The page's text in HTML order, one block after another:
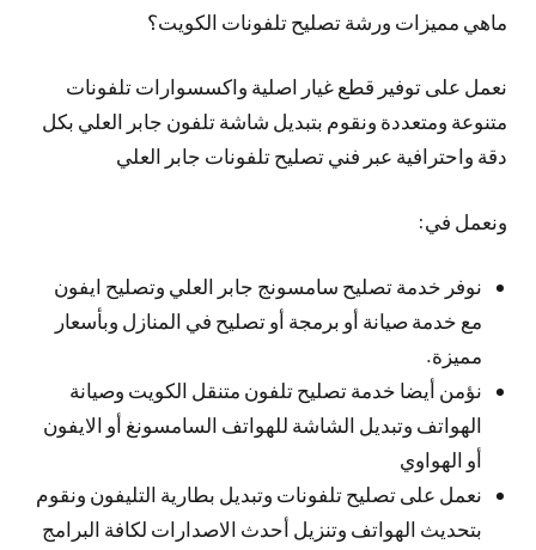
ماهي مميزات ورشة تصليح تلفونات الكويت؟
نعمل على توفير قطع غيار اصلية واكسسوارات تلفونات
متنوعة ومتعددة ونقوم بتبديل شاشة تلفون جابر العلي بكل
دقة واحترافية عبر فني تصليح تلفونات جابر العلي
ونعمل في:
نوفر خدمة تصليح سامسونج جابر العلي وتصليح ايفون
مع خدمة صيانة أو برمجة أو تصليح في المنازل وبأسعار
مميزة.
نؤمن أيضا خدمة تصليح تلفون متنقل الكويت وصيانة
الهواتف وتبديل الشاشة للهواتف السامسونغ أو الايفون
أو الهواوي
نعمل على تصليح تلفونات وتبديل بطارية التليفون ونقوم
بتحديث الهواتف وتنزيل أحدث الاصدارات لكافة البرامج